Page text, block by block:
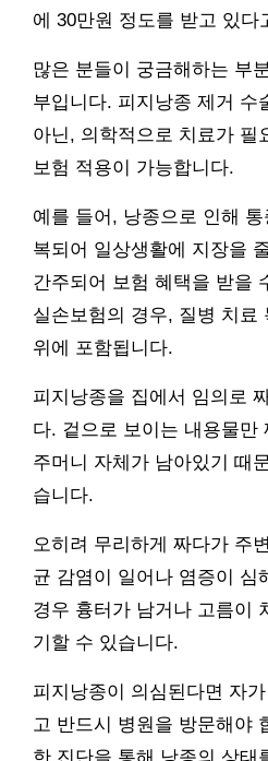
에 30만원 정도를 받고 있다
많은 분들이 궁금해하는 부
부입니다. 피지낭종 제거 수
아닌, 의학적으로 치료가 필
보험 적용이 가능합니다.
예를 들어, 낭종으로 인해
복되어 일상생활에 지장을
간주되어 보험 혜택을 받을
실손보험의 경우, 질병 치료
위에 포함됩니다.
피지낭종을 집에서 임의로
다. 겉으로 보이는 내용물만
주머니 자체가 남아있기 때
습니다.
오히려 무리하게 짜다가 주
균 감염이 일어나 염증이 심
경우 흉터가 남거나 고름이
기할 수 있습니다.
피지낭종이 의심된다면 자
고 반드시 병원을 방문해야